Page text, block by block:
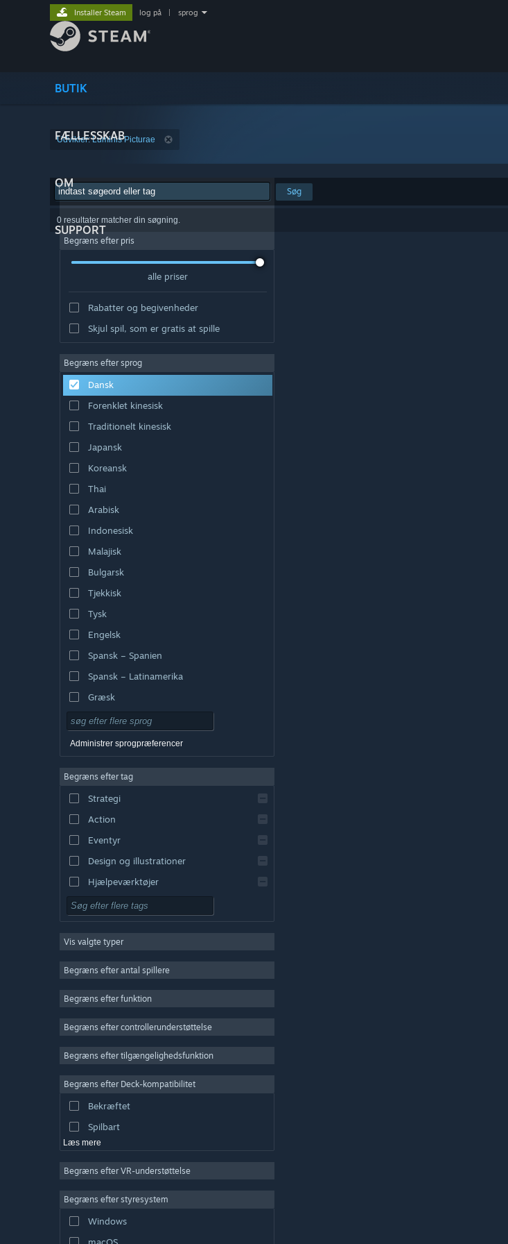
BUTIK
FÆLLESSKAB
OM
SUPPORT
Installer Steam log på sprog
Udvikler: Luminis Picturae
Søg
0 resultater matcher din søgning.
Begræns efter pris
alle priser
Rabatter og begivenheder
Skjul spil, som er gratis at spille
Begræns efter sprog
Dansk
Forenklet kinesisk
Traditionelt kinesisk
Japansk
Koreansk
Thai
Arabisk
Indonesisk
Malajisk
Bulgarsk
Tjekkisk
Tysk
Engelsk
Spansk – Spanien
Spansk – Latinamerika
Græsk
Administrer sprogpræferencer
Begræns efter tag
Strategi
Action
Eventyr
Design og illustrationer
Hjælpeværktøjer
Gratis at spille
Massiv multiplayer
Indie
Simulation
Videoproduktion
Billedredigering
Vis valgte typer
Begræns efter antal spillere
Begræns efter funktion
Begræns efter controllerunderstøttelse
Begræns efter tilgængelighedsfunktion
Begræns efter Deck-kompatibilitet
Bekræftet
Spilbart
Læs mere
Begræns efter VR-understøttelse
Begræns efter styresystem
Windows